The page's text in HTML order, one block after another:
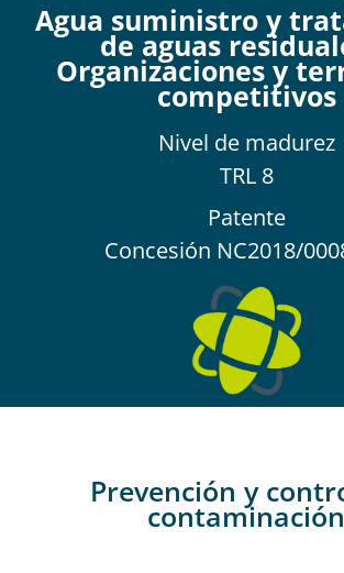
Agua suministro y
de aguas
Organizaciones y
competitivos
Nivel de madurez
TRL 8
Patente
Concesión NC2018/
Prevención y
contaminación